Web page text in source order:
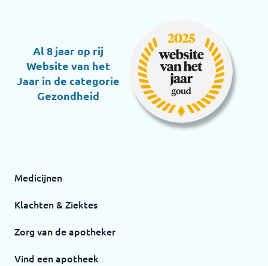
Al 8 jaar op rij
Website van het
Jaar in de categorie
Gezondheid
Medicijnen
Klachten & Ziektes
Zorg van de apotheker
Vind een apotheek